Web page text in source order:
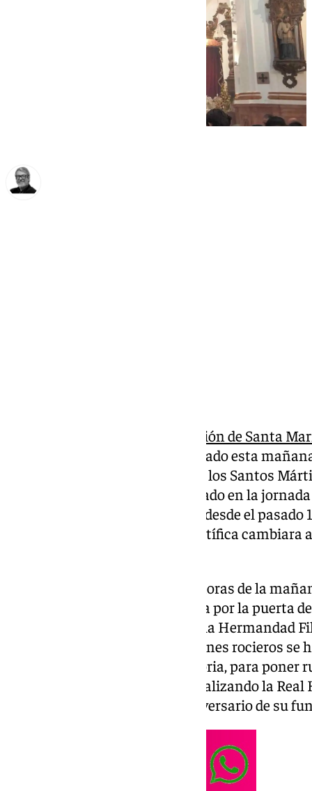
última peregrinación de Santa
ha culminado esta
Imagen al templo parroquial de los Santos
traslado se debería haber realizado en la
haciéndolo la Real Hermandad desde el pasado
lluvia hizo que la corporación letífica cambiara
Minutos después de las 08.00 horas de la
fieles, la Patrona de Málaga salía por la puerta
Apóstol, no sin antes saludar a la Hermandad
Sierra, Patrona de Cabra. Con sones rocieros
de Santiago la Virgen de la Victoria, para
las peregrinaciones que lleva realizando la
Victoria con motivo del 150 aniversario de su